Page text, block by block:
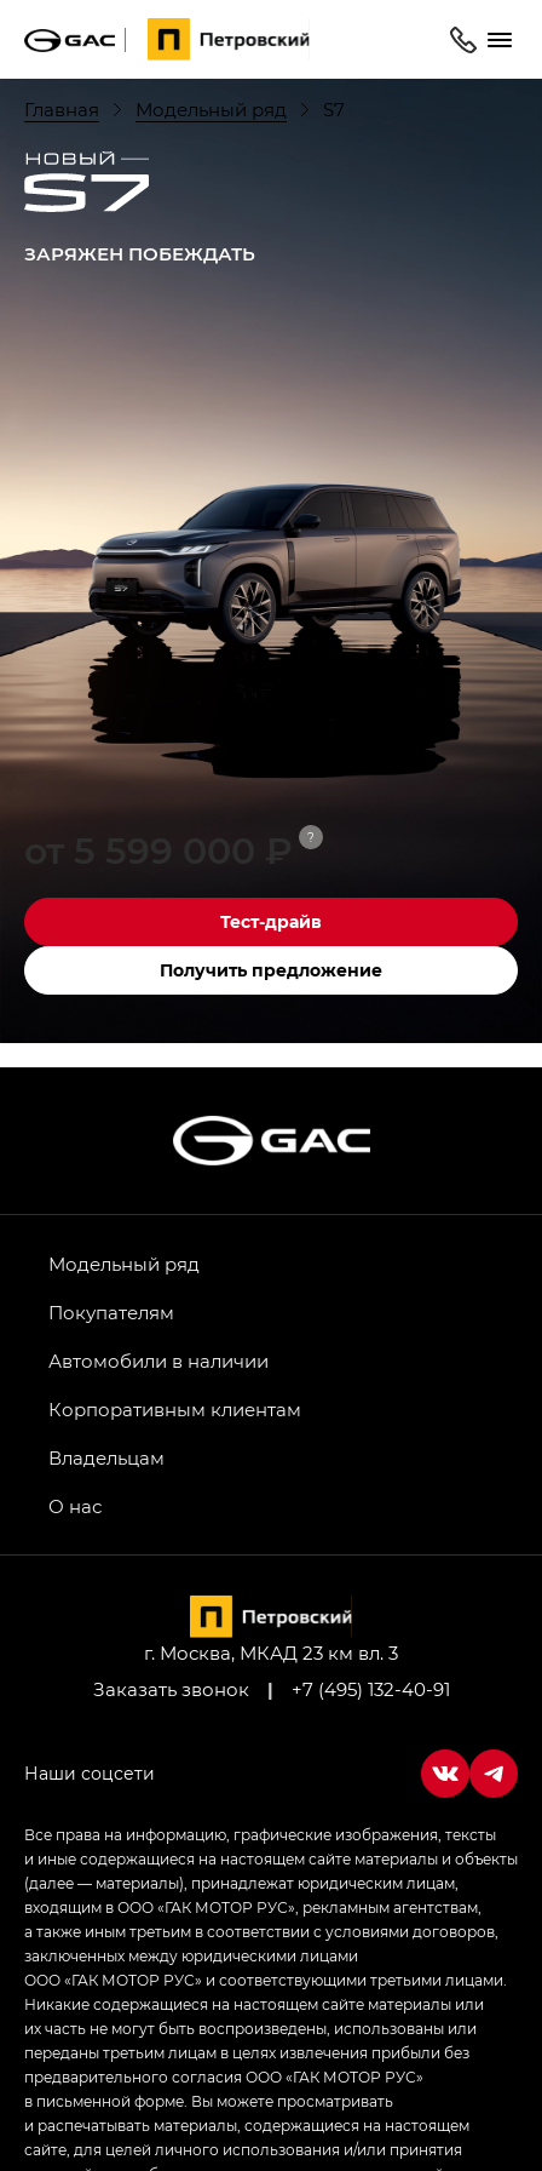
Главная Модельный ряд S7
ЗАРЯЖЕН ПОБЕЖДАТЬ
от 5 599 000 ₽ ?
Тест-драйв
Получить предложение
г. Москва, МКАД 23 км вл. 3
Заказать звонок
| +7 (495) 132-40-91
Модельный ряд
Покупателям
Автомобили в наличии
Корпоративным клиентам
Владельцам
О нас
Все права на информацию, графические изображения, тексты
и иные содержащиеся на настоящем сайте материалы и объекты
(далее — материалы), принадлежат юридическим лицам,
входящим в ООО «ГАК МОТОР РУС», рекламным агентствам,
а также иным третьим в соответствии с условиями договоров,
заключенных между юридическими лицами
ООО «ГАК МОТОР РУС» и соответствующими третьими лицами.
Никакие содержащиеся на настоящем сайте материалы или
их часть не могут быть воспроизведены, использованы или
переданы третьим лицам в целях извлечения прибыли без
предварительного согласия ООО «ГАК МОТОР РУС»
в письменной форме. Вы можете просматривать
и распечатывать материалы, содержащиеся на настоящем
сайте, для целей личного использования и/или принятия